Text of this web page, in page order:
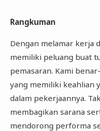
Rangkuman
Dengan melamar kerja
memiliki peluang buat
pemasaran. Kami
yang memiliki keahlian
dalam pekerjaannya.
membagikan sarana
mendorong performa